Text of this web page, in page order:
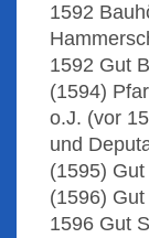
1592
1592 Gut
(1594)
o.J. (vor
und
(1595)
(1596)
1596 Gut